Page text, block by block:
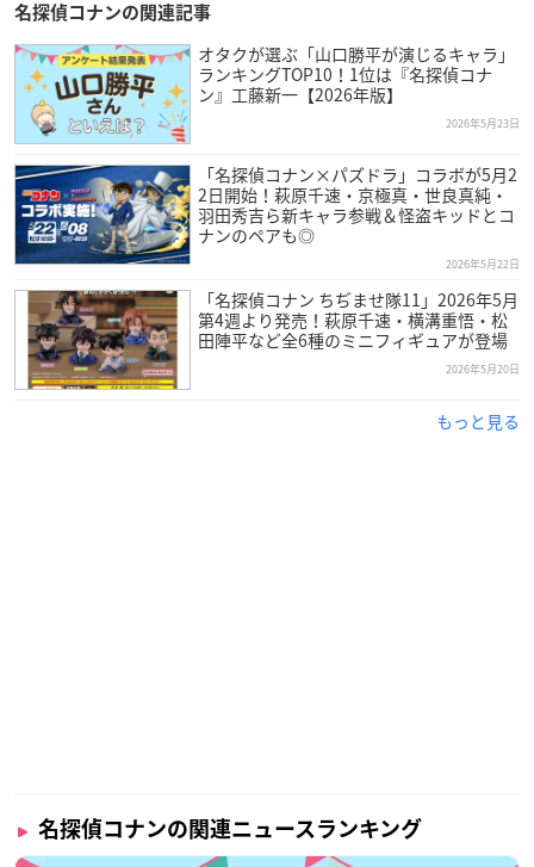
名探偵コナンの関連記事
オタクが選ぶ「山口勝平が演じるキャラ」
ランキングTOP10！1位は『名探偵コナ
ン』工藤新一【2026年版】
2026年5月23日
「名探偵コナン×パズドラ」コラボが5月2
2日開始！萩原千速・京極真・世良真純・
羽田秀吉ら新キャラ参戦＆怪盗キッドとコ
ナンのペアも◎
2026年5月22日
「名探偵コナン ちぢませ隊11」2026年5月
第4週より発売！萩原千速・横溝重悟・松
田陣平など全6種のミニフィギュアが登場
2026年5月20日
もっと見る
名探偵コナンの関連ニュースランキング